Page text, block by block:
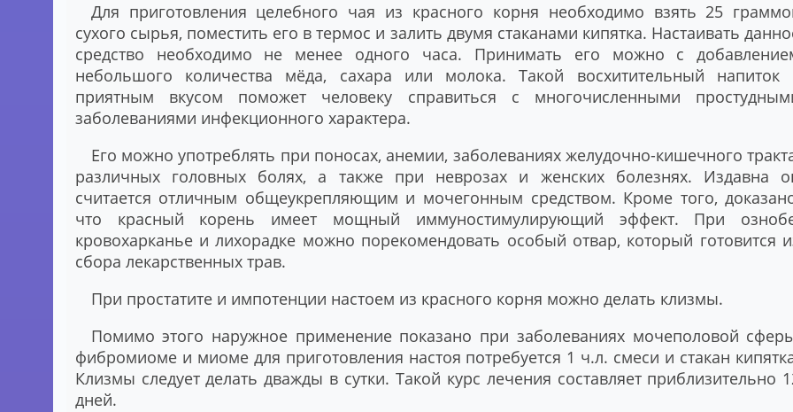
Для приготовления целебного чая из красного корня необходимо взять 25
сухого сырья, поместить его в термос и залить двумя стаканами кипятка. Настаивать
средство необходимо не менее одного часа. Принимать его можно с
небольшого количества мёда, сахара или молока. Такой восхитительный напиток
приятным вкусом поможет человеку справиться с многочисленными
заболеваниями инфекционного характера.
Его можно употреблять при поносах, анемии, заболеваниях желудочно-кишечного
различных головных болях, а также при неврозах и женских болезнях. Издавна
считается отличным общеукрепляющим и мочегонным средством. Кроме того,
что красный корень имеет мощный иммуностимулирующий эффект. При
кровохарканье и лихорадке можно порекомендовать особый отвар, который готовится
сбора лекарственных трав.
При простатите и импотенции настоем из красного корня можно делать клизмы.
Помимо этого наружное применение показано при заболеваниях мочеполовой
фибромиоме и миоме для приготовления настоя потребуется 1 ч.л. смеси и стакан
Клизмы следует делать дважды в сутки. Такой курс лечения составляет приблизительно
дней.